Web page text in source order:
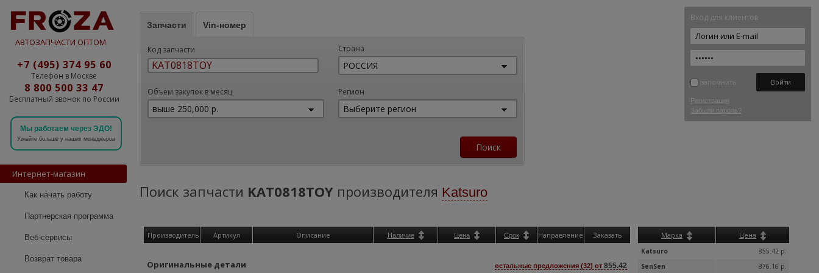
АВТОЗАПЧАСТИ ОПТОМ
+7 (495) 374 95 60
Телефон в Москве
8 800 500 33 47
Бесплатный звонок по России
Мы работаем через ЭДО!
Узнайте больше у наших менеджеров
Интернет-магазин
Как начать работу
Партнерская программа
Веб-сервисы
Возврат товара
Вход для клиентов
запомнить
Регистрация
Забыли пароль?
Запчасти Vin-номер
Код запчасти Страна
Объем закупок в месяц Регион
Поиск запчасти KAT0818TOY производителя Katsuro
Производитель Артикул Описание Наличие Цена Срок Направление Заказать
Оригинальные детали остальные предложения (32) от 855.42
Марка Цена
Katsuro
855.42 р.
SenSen
876.16 р.